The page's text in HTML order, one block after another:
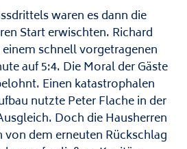
waren es dann die
Start erwischten. Richard
schnell vorgetragenen
auf 5:4. Die Moral der Gäste
Einen katastrophalen
nutzte Peter Flache in der
Doch die Hausherren
von dem erneuten Rückschlag